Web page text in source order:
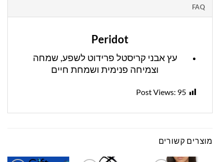
FAQ
Peridot
עץ אבני קריסטל פרידוט לשפע, שמחה
וצמיחה פנימית ושמחת חיים
Post Views: 95
מוצרים קשורים